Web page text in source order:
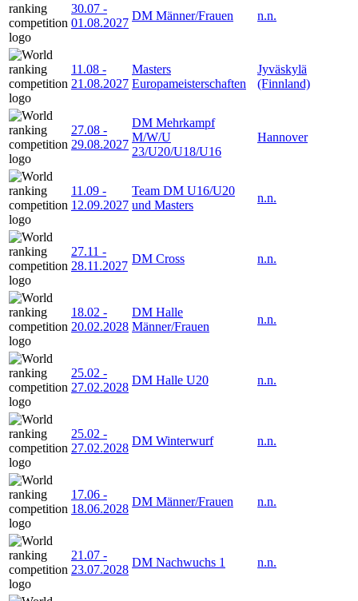
30.07 -
01.08.2027
DM Männer/Frauen n.n.
11.08 -
21.08.2027
Masters
Europameisterschaften
Jyväskylä
(Finnland)
27.08 -
29.08.2027
DM Mehrkampf
M/W/U
23/U20/U18/U16
Hannover
11.09 -
12.09.2027
Team DM U16/U20
und Masters
n.n.
27.11 -
28.11.2027
DM Cross n.n.
18.02 -
20.02.2028
DM Halle
Männer/Frauen
n.n.
25.02 -
27.02.2028
DM Halle U20 n.n.
25.02 -
27.02.2028
DM Winterwurf n.n.
17.06 -
18.06.2028
DM Männer/Frauen n.n.
21.07 -
23.07.2028
DM Nachwuchs 1 n.n.